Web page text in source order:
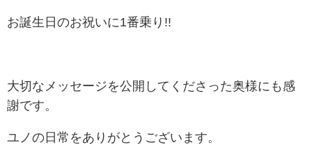
お誕生日のお祝いに1番乗り!!
大切なメッセージを公開してくださった奥様にも感
謝です。
ユノの日常をありがとうございます。